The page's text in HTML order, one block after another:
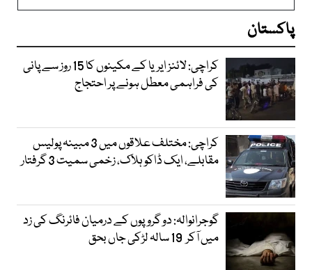
پاکستان
کراچی: لائنز ایریا کے مکینوں کا 15 روز سے پانی
کی فراہمی معطل ہونے پر احتجاج
کراچی: مختلف علاقوں میں 3 مبینہ پولیس
مقابلے، ایک ڈاکو ہلاک، زخمی سمیت 3 گرفتار
گوجرانوالہ: دو گروپوں کے درمیان فائرنگ کی زد
میں آکر 19 سالہ لڑکی جاں بحق